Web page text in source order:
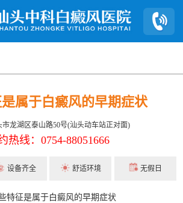
属于白癜风的早期症状
市龙湖区泰山路50号(汕头动车站正对面)
热线：0754-88051666
设备齐全 舒适环境 无假日